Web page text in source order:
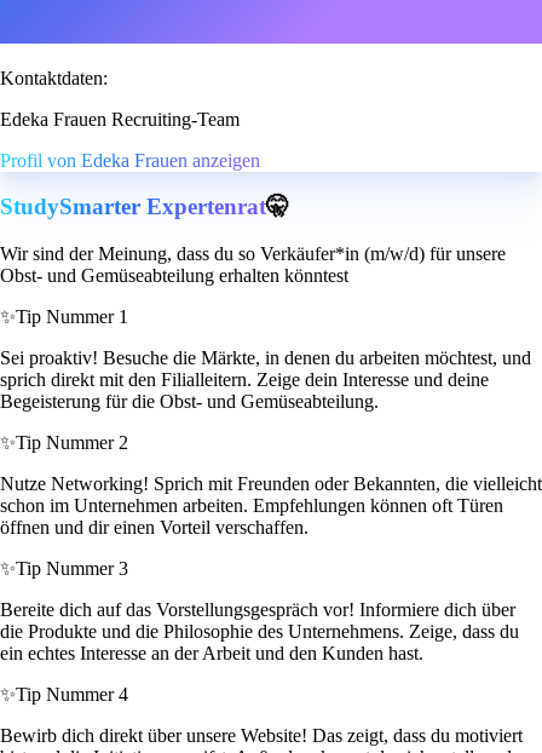
Kontaktdaten:
Edeka Frauen Recruiting-Team
Profil von Edeka Frauen anzeigen
StudySmarter Expertenrat🤫
Wir sind der Meinung, dass du so Verkäufer*in (m/w/d) für unsere
Obst- und Gemüseabteilung erhalten könntest
✨Tip Nummer 1
Sei proaktiv! Besuche die Märkte, in denen du arbeiten möchtest, und
sprich direkt mit den Filialleitern. Zeige dein Interesse und deine
Begeisterung für die Obst- und Gemüseabteilung.
✨Tip Nummer 2
Nutze Networking! Sprich mit Freunden oder Bekannten, die vielleicht
schon im Unternehmen arbeiten. Empfehlungen können oft Türen
öffnen und dir einen Vorteil verschaffen.
✨Tip Nummer 3
Bereite dich auf das Vorstellungsgespräch vor! Informiere dich über
die Produkte und die Philosophie des Unternehmens. Zeige, dass du
ein echtes Interesse an der Arbeit und den Kunden hast.
✨Tip Nummer 4
Bewirb dich direkt über unsere Website! Das zeigt, dass du motiviert